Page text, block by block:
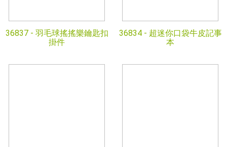
36837 - 羽毛球搖搖樂鑰匙扣
掛件
36834 - 超迷你口袋牛皮記事
本